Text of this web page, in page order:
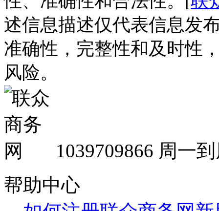
述信息描述仅代表信息发
准确性，完整性和及时性
风险。
1039709866 周一
帮助中心